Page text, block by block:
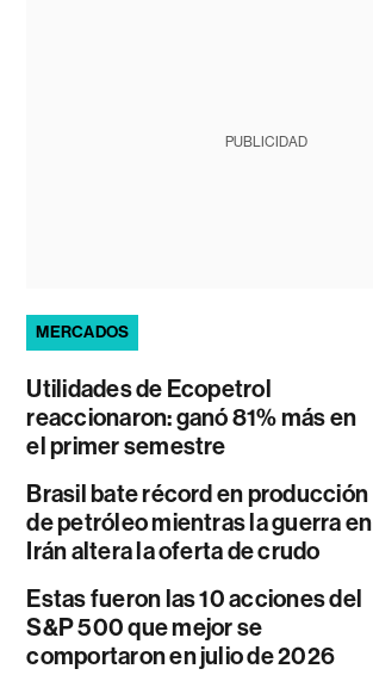
PUBLICIDAD
MERCADOS
Utilidades de Ecopetrol
reaccionaron: ganó 81% más en
el primer semestre
Brasil bate récord en producción
de petróleo mientras la guerra en
Irán altera la oferta de crudo
Estas fueron las 10 acciones del
S&P 500 que mejor se
comportaron en julio de 2026